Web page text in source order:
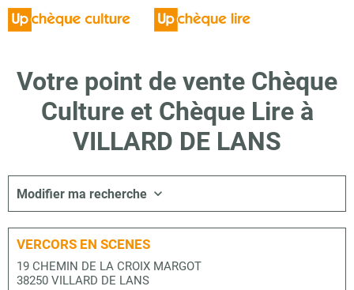
Votre point de vente Chèque
Culture et Chèque Lire à
VILLARD DE LANS
Modifier ma recherche
VERCORS EN SCENES
19 CHEMIN DE LA CROIX MARGOT
38250 VILLARD DE LANS